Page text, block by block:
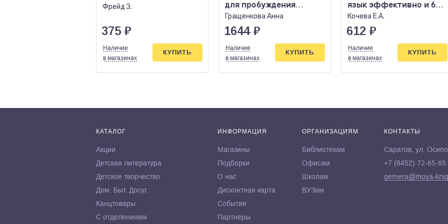
Фрейд З.
375 ₽
Наличие
в магазинах
КУПИТЬ
для пробуждения
энергии творчества..
Гращенкова Анна
1644 ₽
Наличие
в магазинах
КУПИТЬ
язык эффективно и без
выгорания
Кочева Е.А.
612 ₽
Наличие
в магазинах
КУПИТЬ
КАТАЛОГ
Акции
Детская литература
Детское творчество
Дом. Быт. Досуг.
Канцтовары
С отделениями
ИНФОРМАЦИЯ
Магазины
Подборки
О нас
Дисконтная карта
События
Партнёры
ОРГАНИЗАЦИЯМ
Библиотекам
Офисам
Школам
ВУЗам
КОНТАКТЫ
Саратов, ул.
+7 (8452) 72-65-65
gemera@moya-